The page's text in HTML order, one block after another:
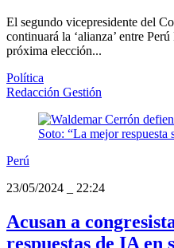
El segundo vicepresidente del
continuará la ‘alianza’ entre
próxima elección...
Política
Redacción Gestión
Perú
23/05/2024
22:24
Acusan a
respuestas de IA en